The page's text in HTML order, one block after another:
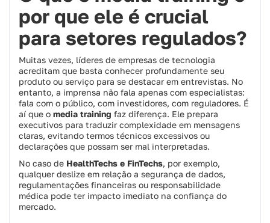
por que ele é crucial
para setores regulados?
Muitas vezes, líderes de empresas de tecnologia
acreditam que basta conhecer profundamente seu
produto ou serviço para se destacar em entrevistas. No
entanto, a imprensa não fala apenas com especialistas:
fala com o público, com investidores, com reguladores. É
aí que o media training faz diferença. Ele prepara
executivos para traduzir complexidade em mensagens
claras, evitando termos técnicos excessivos ou
declarações que possam ser mal interpretadas.
No caso de HealthTechs e FinTechs, por exemplo,
qualquer deslize em relação a segurança de dados,
regulamentações financeiras ou responsabilidade
médica pode ter impacto imediato na confiança do
mercado.